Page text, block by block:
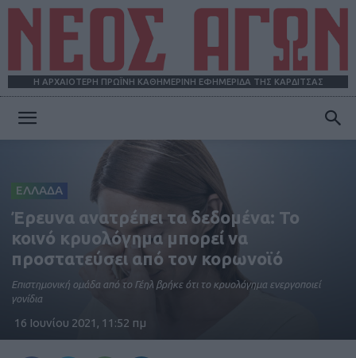
Η ΑΡΧΑΙΟΤΕΡΗ ΠΡΩΪΝΗ ΚΑΘΗΜΕΡΙΝΗ ΕΦΗΜΕΡΙΔΑ ΤΗΣ ΚΑΡΔΙΤΣΑΣ
ΕΛΛΑΔΑ
Έρευνα ανατρέπει τα δεδομένα: Το
κοινό κρυολόγημα μπορεί να
προστατεύσει από τον κορωνοϊό
Επιστημονική ομάδα από το Γέηλ βρήκε ότι το κρυολόγημα ενεργοποιεί
γονίδια
16 Ιουνίου 2021, 11:52 πμ